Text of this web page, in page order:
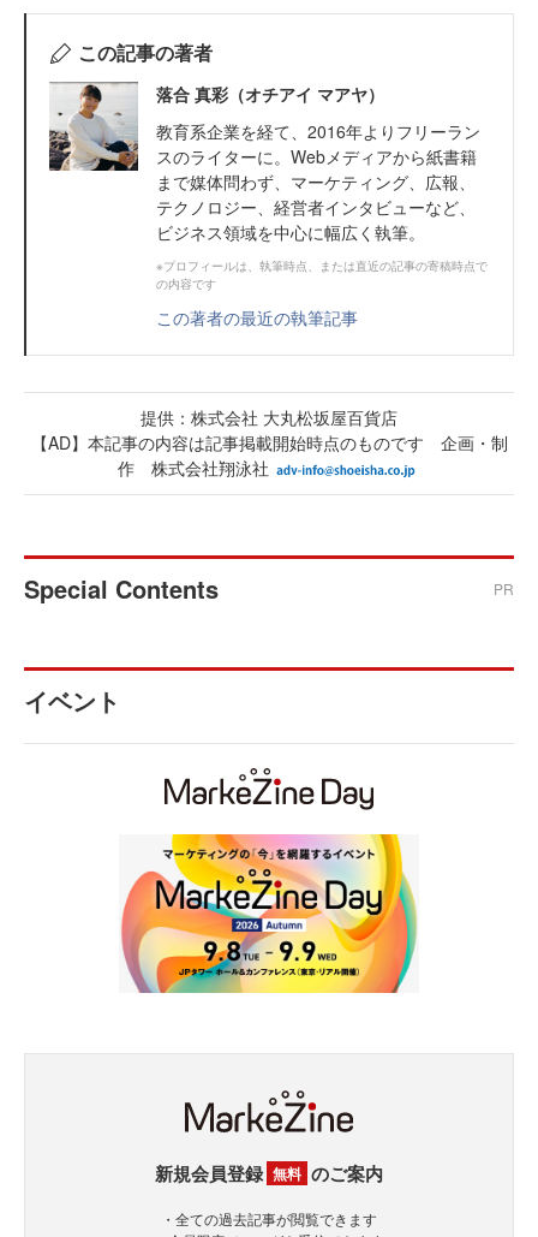
この記事の著者
落合 真彩（オチアイ マアヤ）
教育系企業を経て、2016年よりフリーラン
スのライターに。Webメディアから紙書籍
まで媒体問わず、マーケティング、広報、
テクノロジー、経営者インタビューなど、
ビジネス領域を中心に幅広く執筆。
※プロフィールは、執筆時点、または直近の記事の寄稿時点で
の内容です
この著者の最近の執筆記事
提供：株式会社 大丸松坂屋百貨店
【AD】本記事の内容は記事掲載開始時点のものです 企画・制
作 株式会社翔泳社
Special Contents PR
イベント
新規会員登録 無料 のご案内
・全ての過去記事が閲覧できます